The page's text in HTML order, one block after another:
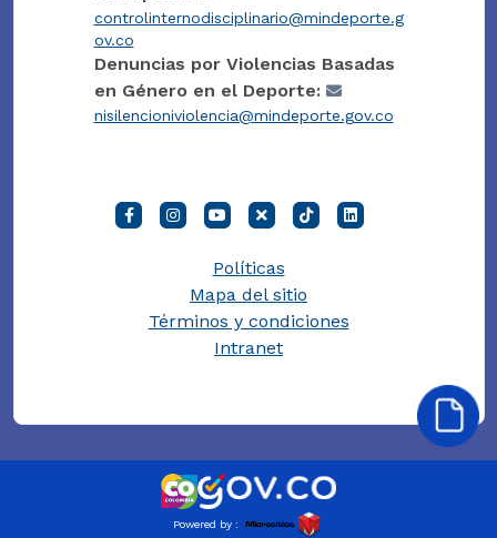
controlinternodisciplinario@mindeporte.g
ov.co
Denuncias por Violencias Basadas
en Género en el Deporte:
nisilencioniviolencia@mindeporte.gov.co
Políticas
Mapa del sitio
Términos y condiciones
Intranet
Powered by :